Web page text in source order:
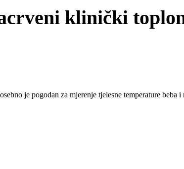
klinički
je pogodan za mjerenje tjelesne temperature beba i